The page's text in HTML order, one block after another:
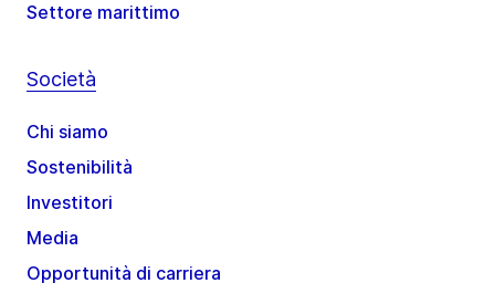
Settore marittimo
Società
Chi siamo
Sostenibilità
Investitori
Media
Opportunità di carriera